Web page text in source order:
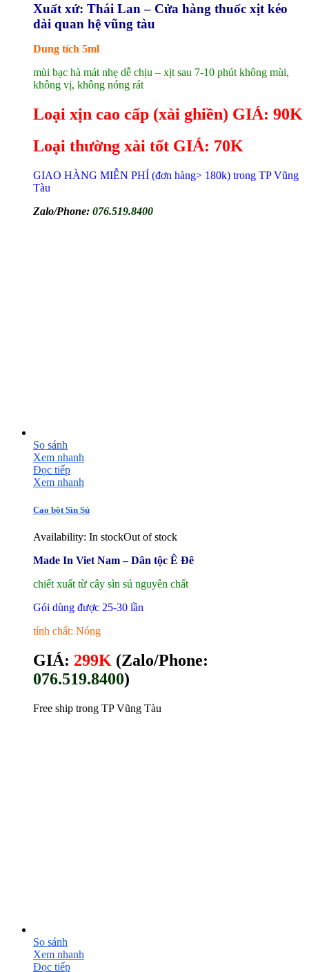
Xuất xứ: Thái Lan – Cửa hàng thuốc xịt kéo
dài quan hệ vũng tàu
Dung tích 5ml
mùi bạc hà mát nhẹ dễ chịu – xịt sau 7-10 phút không mùi,
không vị, không nóng rát
Loại xịn cao cấp (xài ghiền) GIÁ: 90K
Loại thường xài tốt GIÁ: 70K
GIAO HÀNG MIỄN PHÍ (đơn hàng> 180k) trong TP Vũng
Tàu
Zalo/Phone: 076.519.8400
So sánh
Xem nhanh
Đọc tiếp
Xem nhanh
Cao bột Sìn Sú
Availability: In stockOut of stock
Made In Viet Nam – Dân tộc Ê Đê
chiết xuất từ cây sìn sú nguyên chất
Gói dùng được 25-30 lần
tính chất: Nóng
GIÁ: 299K (Zalo/Phone:
076.519.8400)
Free ship trong TP Vũng Tàu
So sánh
Xem nhanh
Đọc tiếp